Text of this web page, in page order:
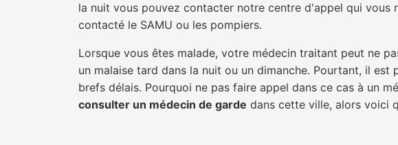
la nuit vous pouvez contacter notre centre d'appel qui vous
contacté le SAMU ou les pompiers.
Lorsque vous êtes malade, votre médecin traitant peut ne
un malaise tard dans la nuit ou un dimanche. Pourtant, il
brefs délais. Pourquoi ne pas faire appel dans ce cas à un
consulter un médecin de garde dans cette ville, alors voici